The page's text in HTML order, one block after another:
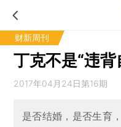
财新周刊
丁克不是“违背
2017年04月24日第16期
是否结婚，是否生育